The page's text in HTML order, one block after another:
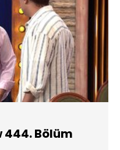
444. Bölüm